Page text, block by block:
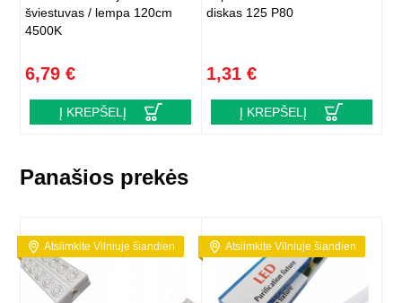
šviestuvas / lempa 120cm
4500K
6,79 €
Į KREPŠELĮ
diskas 125 P80
1,31 €
Į KREPŠELĮ
Panašios prekės
Atsiimkite Vilniuje šiandien Atsiimkite Vilniuje šiandien